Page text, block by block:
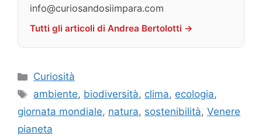
info@curiosandosiimpara.com
Tutti gli articoli di Andrea Bertolotti →
Categorie
Curiosità
Tag
ambiente, biodiversità, clima, ecologia,
giornata mondiale, natura, sostenibilità, Venere
pianeta